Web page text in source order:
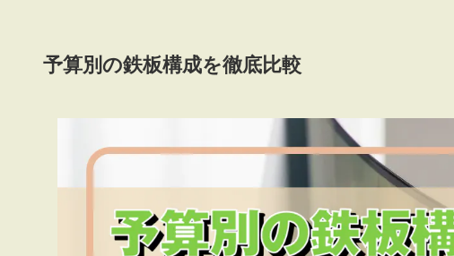
予算別の鉄板構成を徹底比較